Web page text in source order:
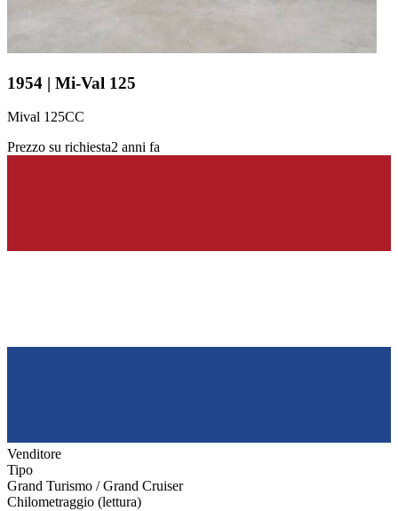
1954 | Mi-Val 125
Mival 125CC
Prezzo su richiesta2 anni fa
Venditore
Tipo
Grand Turismo / Grand Cruiser
Chilometraggio (lettura)